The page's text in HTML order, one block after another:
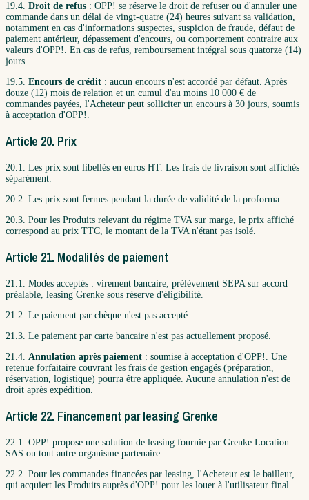
19.4. Droit de refus : OPP! se réserve le droit de refuser ou d'annuler une
commande dans un délai de vingt-quatre (24) heures suivant sa validation,
notamment en cas d'informations suspectes, suspicion de fraude, défaut de
paiement antérieur, dépassement d'encours, ou comportement contraire aux
valeurs d'OPP!. En cas de refus, remboursement intégral sous quatorze (14)
jours.
19.5. Encours de crédit : aucun encours n'est accordé par défaut. Après
douze (12) mois de relation et un cumul d'au moins 10 000 € de
commandes payées, l'Acheteur peut solliciter un encours à 30 jours, soumis
à acceptation d'OPP!.
Article 20. Prix
20.1. Les prix sont libellés en euros HT. Les frais de livraison sont affichés
séparément.
20.2. Les prix sont fermes pendant la durée de validité de la proforma.
20.3. Pour les Produits relevant du régime TVA sur marge, le prix affiché
correspond au prix TTC, le montant de la TVA n'étant pas isolé.
Article 21. Modalités de paiement
21.1. Modes acceptés : virement bancaire, prélèvement SEPA sur accord
préalable, leasing Grenke sous réserve d'éligibilité.
21.2. Le paiement par chèque n'est pas accepté.
21.3. Le paiement par carte bancaire n'est pas actuellement proposé.
21.4. Annulation après paiement : soumise à acceptation d'OPP!. Une
retenue forfaitaire couvrant les frais de gestion engagés (préparation,
réservation, logistique) pourra être appliquée. Aucune annulation n'est de
droit après expédition.
Article 22. Financement par leasing Grenke
22.1. OPP! propose une solution de leasing fournie par Grenke Location
SAS ou tout autre organisme partenaire.
22.2. Pour les commandes financées par leasing, l'Acheteur est le bailleur,
qui acquiert les Produits auprès d'OPP! pour les louer à l'utilisateur final.